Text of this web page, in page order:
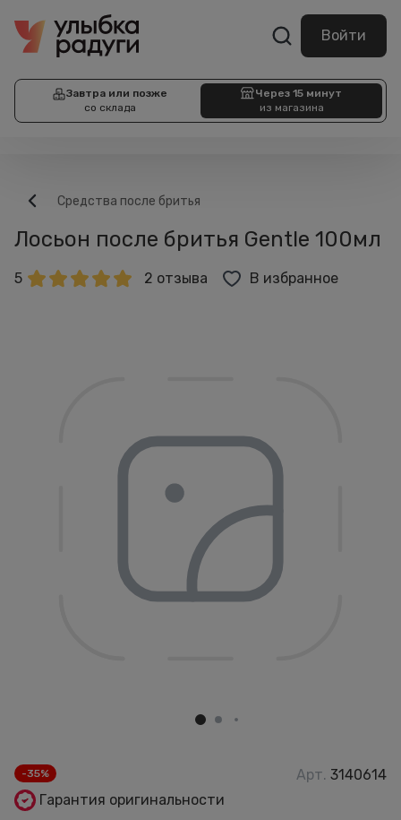
Войти
Завтра или позже
со склада
Через 15 минут
из магазина
Средства после бритья
Лосьон после бритья Gentle 100мл
5 2 отзыва В избранное
-35% Арт. 3140614
Гарантия оригинальности